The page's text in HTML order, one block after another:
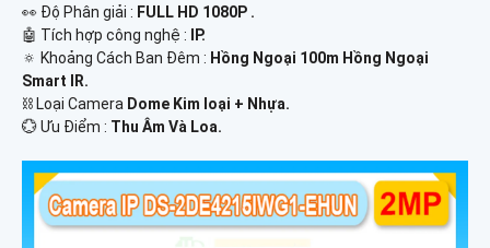
️👀 Độ Phân giải : FULL HD 1080P .
🤖️ Tích hợp công nghệ :
IP.
🔅 Khoảng Cách Ban Đêm : Hồng Ngoại 100m Hồng Ngoại
Smart IR.
⛓ Loại Camera Dome Kim loại + Nhựa.
️💮 Ưu Điểm : Thu Âm Và Loa.